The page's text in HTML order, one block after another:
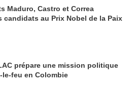
Maduro, Castro et Correa
candidats au Prix Nobel de la Paix
prépare une mission politique
feu en Colombie